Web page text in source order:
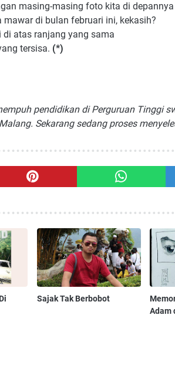
masing-masing foto kita di depannya
di bulan februari ini, kekasih?
atas ranjang yang sama
tersisa. (*)
pendidikan di Perguruan Tinggi
Sekarang sedang proses
Sajak Tak Berbobot
Adam